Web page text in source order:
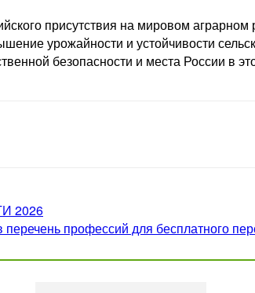
присутствия на мировом
урожайности и устойчивости
безопасности и места России в
2026
профессий для бесплатного